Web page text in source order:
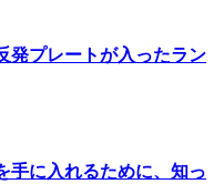
発プレートが入ったラン
手に入れるために、知っ